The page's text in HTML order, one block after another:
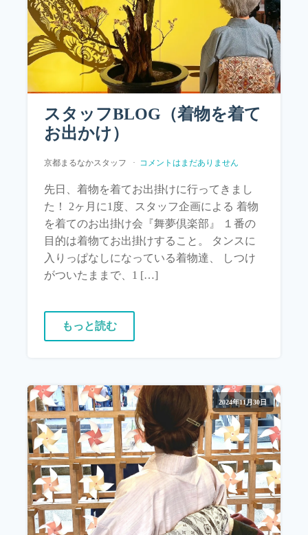
スタッフBLOG（着物を着て
お出かけ）
京都まるなかスタッフ コメントはまだありません
先日、着物を着てお出掛けに行ってきまし
た！ 2ヶ月に1度、スタッフ企画による 着物
を着てのお出掛け会『舞夢倶楽部』 １番の
目的は着物てお出掛けすること。 タンスに
入りっぱなしになっている着物達、 しつけ
がついたままで、1 […]
もっと読む
2024年11月30日